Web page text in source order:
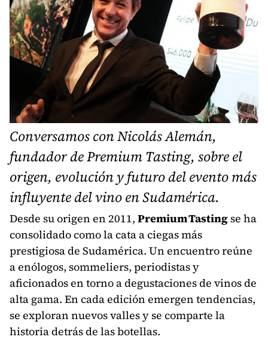
Conversamos con Nicolás Alemán,
fundador de Premium Tasting, sobre el
origen, evolución y futuro del evento más
influyente del vino en Sudamérica.
Desde su origen en 2011, Premium Tastingse ha
consolidado como la cata a ciegas más
prestigiosa de Sudamérica. Un encuentro reúne
a enólogos, sommeliers, periodistas y
aficionados en torno a degustaciones de vinos de
alta gama. En cada edición emergen tendencias,
se exploran nuevos valles y se comparte la
historia detrás de las botellas.